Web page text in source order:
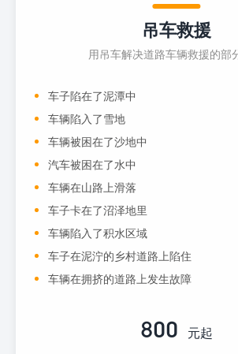
吊车救援
用吊车解决道路车辆救援的部
车子陷在了泥潭中
车辆陷入了雪地
车辆被困在了沙地中
汽车被困在了水中
车辆在山路上滑落
车子卡在了沼泽地里
车辆陷入了积水区域
车子在泥泞的乡村道路上陷住
车辆在拥挤的道路上发生故障
800 元起